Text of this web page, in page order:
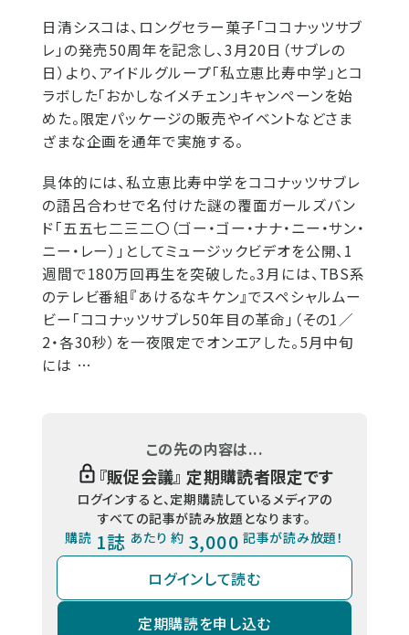
日清シスコは、ロングセラー菓子「ココナッツサブ
レ」の発売50周年を記念し、3月20日（サブレの
日）より、アイドルグループ「私立恵比寿中学」とコ
ラボした「おかしなイメチェン」キャンペーンを始
めた。限定パッケージの販売やイベントなどさま
ざまな企画を通年で実施する。
具体的には、私立恵比寿中学をココナッツサブレ
の語呂合わせで名付けた謎の覆面ガールズバン
ド「五五七二三二〇（ゴー・ゴー・ナナ・ニー・サン・
ニー・レー）」としてミュージックビデオを公開、1
週間で180万回再生を突破した。3月には、TBS系
のテレビ番組『あけるなキケン』でスペシャルムー
ビー「ココナッツサブレ50年目の革命」（その1／
2・各30秒）を一夜限定でオンエアした。5月中旬
には …
この先の内容は...
『販促会議』 定期購読者限定です
ログインすると、定期購読しているメディアの
すべての記事が読み放題となります。
購読 1誌 あたり 約 3,000 記事が読み放題！
ログインして読む
定期購読を申し込む